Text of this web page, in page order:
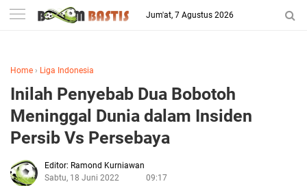
-->
Jum'at, 7 Agustus 2026
Home › Liga Indonesia
Inilah Penyebab Dua Bobotoh
Meninggal Dunia dalam Insiden
Persib Vs Persebaya
Editor: Ramond Kurniawan
Sabtu, 18 Juni 2022
09:17